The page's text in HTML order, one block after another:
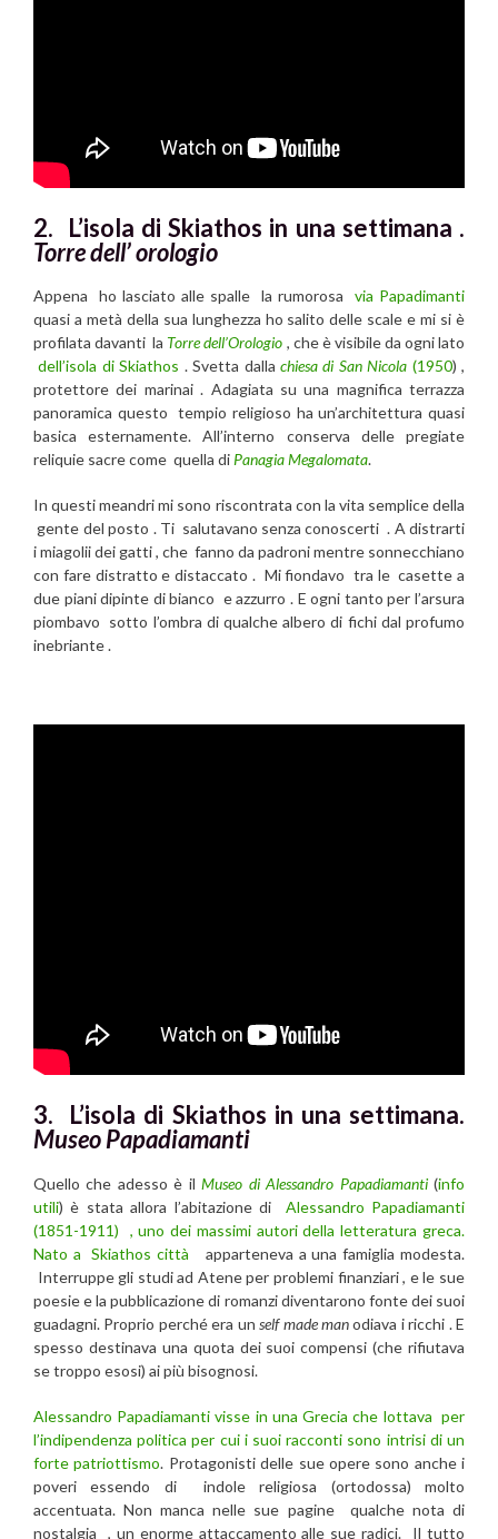
2. L’isola di Skiathos in una settimana .
Torre dell’ orologio
Appena ho lasciato alle spalle la rumorosa
via Papadimanti
quasi a metà della sua lunghezza ho salito delle scale e mi si è
profilata davanti la Torre dell’Orologio , che è visibile da ogni lato
dell’isola di Skiathos . Svetta dalla chiesa di San Nicola (1950) ,
protettore dei marinai . Adagiata su una magnifica terrazza
panoramica questo tempio religioso ha un’architettura quasi
basica esternamente. All’interno conserva delle pregiate
reliquie sacre come quella di Panagia Megalomata.
In questi meandri mi sono riscontrata con la vita semplice della
gente del posto . Ti salutavano senza conoscerti . A distrarti
i miagolii dei gatti , che fanno da padroni mentre sonnecchiano
con fare distratto e distaccato . Mi fiondavo tra le casette a
due piani dipinte di bianco e azzurro . E ogni tanto per l’arsura
piombavo sotto l’ombra di qualche albero di fichi dal profumo
inebriante .
3. L’isola di Skiathos in una settimana.
Museo Papadiamanti
Quello che adesso è ilMuseo di Alessandro Papadiamanti(info
utili) è stata allora l’abitazione di Alessandro Papadiamanti
(1851-1911) , uno dei massimi autori della letteratura greca.
Nato a Skiathos città
apparteneva a una famiglia modesta.
Interruppe gli studi ad Atene per problemi finanziari , e le sue
poesie e la pubblicazione di romanzi diventarono fonte dei suoi
guadagni. Proprio perché era unself made manodiava i ricchi . E
spesso destinava una quota dei suoi compensi (che rifiutava
se troppo esosi) ai più bisognosi.
Alessandro Papadiamantivisse in una Grecia che lottava per
l’indipendenza politica per cui i suoi racconti sono intrisi di un
forte patriottismo. Protagonisti delle sue opere sono anche i
poveri essendo di indole religiosa (ortodossa) molto
accentuata. Non manca nelle sue pagine qualche nota di
nostalgia , un enorme attaccamento alle sue radici. Il tutto